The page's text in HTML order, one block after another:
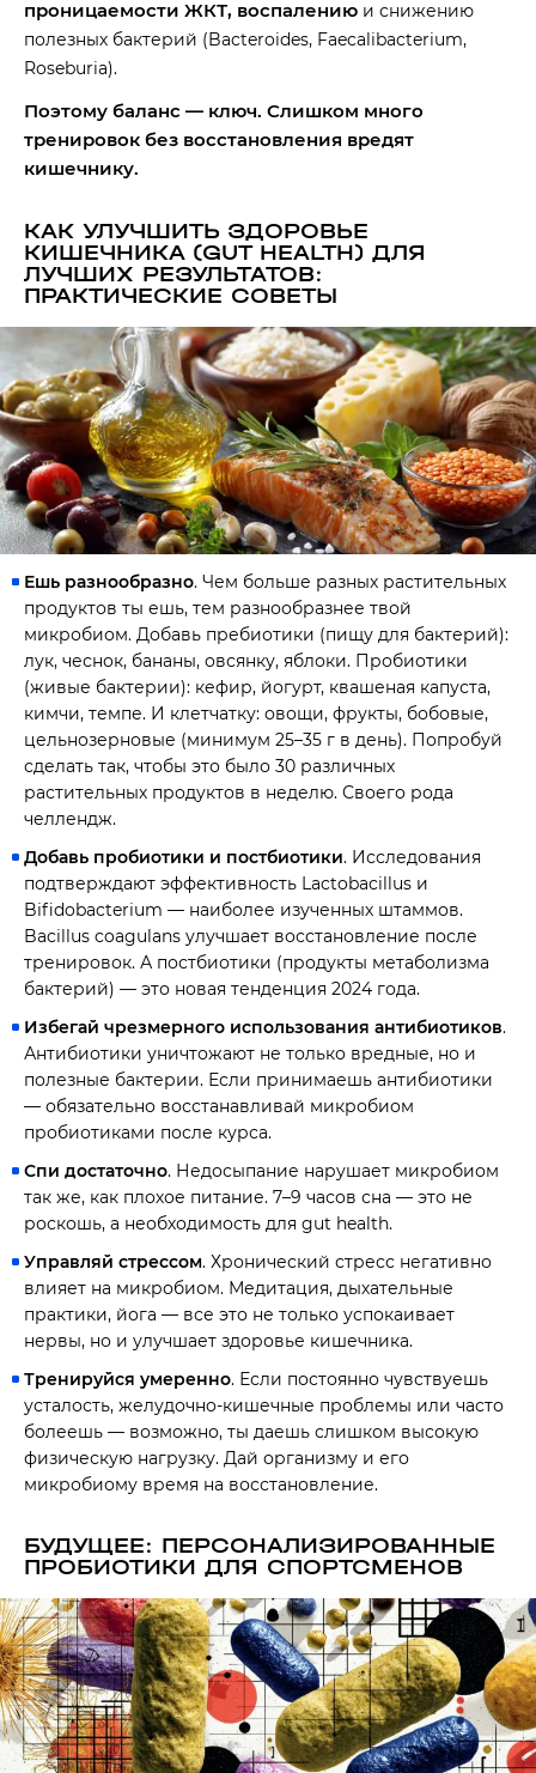
проницаемости ЖКТ, воспалению и снижению
полезных бактерий (Bacteroides, Faecalibacterium,
Roseburia).
Поэтому баланс — ключ. Слишком много
тренировок без восстановления вредят
кишечнику.
КАК УЛУЧШИТЬ ЗДОРОВЬЕ
КИШЕЧНИКА (GUT HEALTH) ДЛЯ
ЛУЧШИХ РЕЗУЛЬТАТОВ:
ПРАКТИЧЕСКИЕ СОВЕТЫ
Ешь разнообразно. Чем больше разных растительных
продуктов ты ешь, тем разнообразнее твой
микробиом. Добавь пребиотики (пищу для бактерий):
лук, чеснок, бананы, овсянку, яблоки. Пробиотики
(живые бактерии): кефир, йогурт, квашеная капуста,
кимчи, темпе. И клетчатку: овощи, фрукты, бобовые,
цельнозерновые (минимум 25–35 г в день). Попробуй
сделать так, чтобы это было 30 различных
растительных продуктов в неделю. Своего рода
челлендж.
Добавь пробиотики и постбиотики. Исследования
подтверждают эффективность Lactobacillus и
Bifidobacterium — наиболее изученных штаммов.
Bacillus coagulans улучшает восстановление после
тренировок. А постбиотики (продукты метаболизма
бактерий) — это новая тенденция 2024 года.
Избегай чрезмерного использования антибиотиков.
Антибиотики уничтожают не только вредные, но и
полезные бактерии. Если принимаешь антибиотики
— обязательно восстанавливай микробиом
пробиотиками после курса.
Спи достаточно. Недосыпание нарушает микробиом
так же, как плохое питание. 7–9 часов сна — это не
роскошь, а необходимость для gut health.
Управляй стрессом. Хронический стресс негативно
влияет на микробиом. Медитация, дыхательные
практики, йога — все это не только успокаивает
нервы, но и улучшает здоровье кишечника.
Тренируйся умеренно. Если постоянно чувствуешь
усталость, желудочно-кишечные проблемы или часто
болеешь — возможно, ты даешь слишком высокую
физическую нагрузку. Дай организму и его
микробиому время на восстановление.
БУДУЩЕЕ: ПЕРСОНАЛИЗИРОВАННЫЕ
ПРОБИОТИКИ ДЛЯ СПОРТСМЕНОВ